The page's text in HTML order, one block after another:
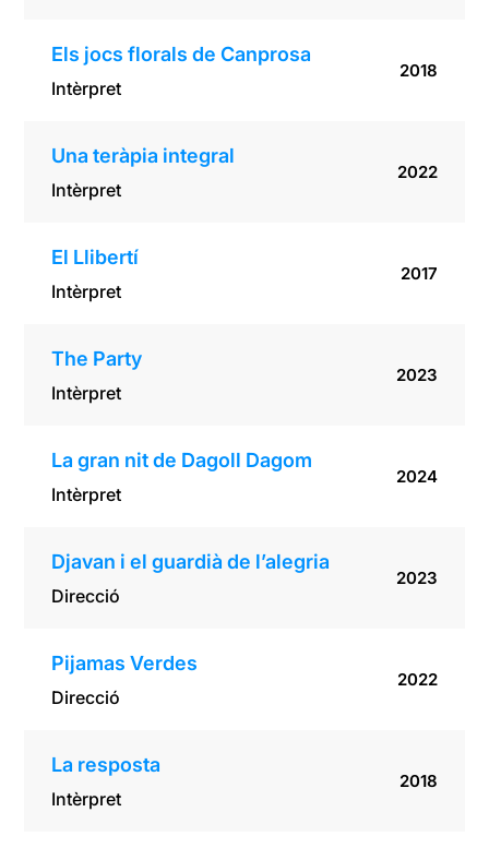
Els jocs florals de Canprosa
Intèrpret
2018
Una teràpia integral
Intèrpret
2022
El Llibertí
Intèrpret
2017
The Party
Intèrpret
2023
La gran nit de Dagoll Dagom
Intèrpret
2024
Djavan i el guardià de l’alegria
Direcció
2023
Pijamas Verdes
Direcció
2022
La resposta
Intèrpret
2018